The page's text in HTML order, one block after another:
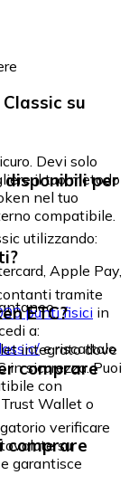
su
Devi solo
il tuo metodo
nel tuo
compatibile.
per
utilizzando:
Apple Pay,
tramite
punti fisici in
a:
e riscattalo
ETC?
integrato dove
in sicurezza. Puoi
con
Wallet o
comprare
verificare
su
garantisce
comprare